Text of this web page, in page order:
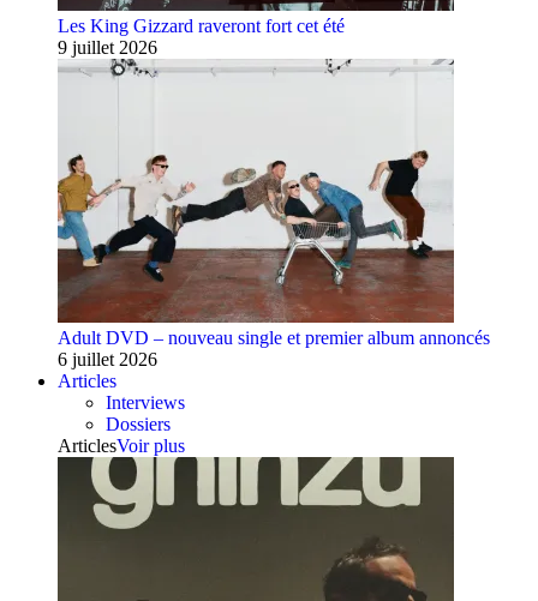
Les King Gizzard raveront fort cet été
9 juillet 2026
Adult DVD – nouveau single et premier album annoncés
6 juillet 2026
Articles
Interviews
Dossiers
ArticlesVoir plus